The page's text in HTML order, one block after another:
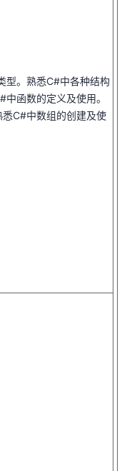
型。熟悉C#中各种结构
函数的定义及使用。
C#中数组的创建及使